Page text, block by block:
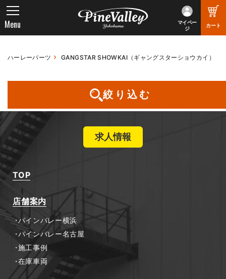
マイペー
ジ
カート
Menu
ハーレーパーツ GANGSTAR SHOWKAI（ギャングスターショウカイ）
絞り込む
お探しの商品は見つかりませんでした
求人情報
TOP
店舗案内
パインバレー横浜
パインバレー名古屋
施工事例
在庫車両